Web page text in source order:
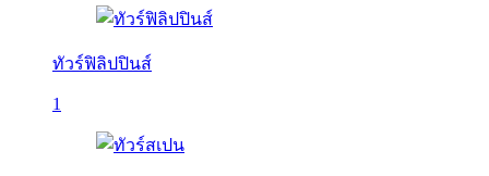
ทัวร์ฟิลิปปินส์
1